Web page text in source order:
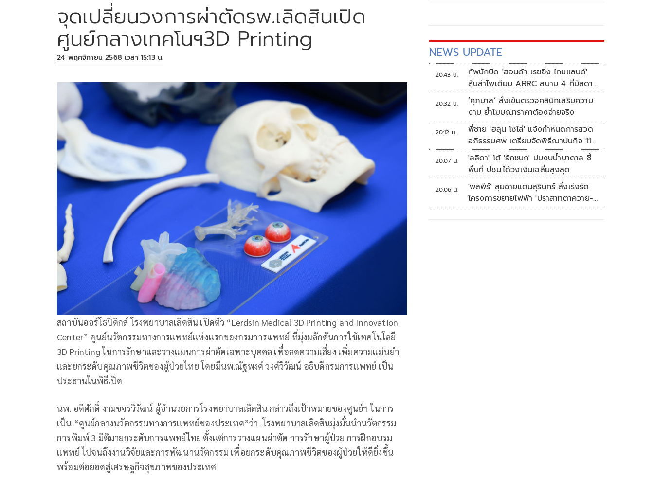
จุดเปลี่ยนวงการผ่าตัดรพ.เลิดสินเปิด
ศูนย์กลางเทคโนฯ3D Printing
24 พฤศจิกายน 2568 เวลา 15:13 น.
สถาบันออร์โธปิดิกส์ โรงพยาบาลเลิดสิน เปิดตัว “Lerdsin Medical 3D Printing and Innovation
Center” ศูนย์นวัตกรรมทางการแพทย์แห่งแรกของกรมการแพทย์ ที่มุ่งผลักดันการใช้เทคโนโลยี
3D Printing ในการรักษาและวางแผนการผ่าตัดเฉพาะบุคคล เพื่อลดความเสี่ยง เพิ่มความแม่นยำ
และยกระดับคุณภาพชีวิตของผู้ป่วยไทย โดยมีนพ.ณัฐพงศ์ วงศ์วิวัฒน์ อธิบดีกรมการแพทย์ เป็น
ประธานในพิธีเปิด
นพ. อดิศักดิ์ งามขจรวิวัฒน์ ผู้อำนวยการโรงพยาบาลเลิดสิน กล่าวถึงเป้าหมายของศูนย์ฯ ในการ
เป็น “ศูนย์กลางนวัตกรรมทางการแพทย์ของประเทศ”ว่า โรงพยาบาลเลิดสินมุ่งมั่นนำนวัตกรรม
การพิมพ์ 3 มิติมายกระดับการแพทย์ไทย ตั้งแต่การวางแผนผ่าตัด การรักษาผู้ป่วย การฝึกอบรม
แพทย์ ไปจนถึงงานวิจัยและการพัฒนานวัตกรรม เพื่อยกระดับคุณภาพชีวิตของผู้ป่วยให้ดียิ่งขึ้น
พร้อมต่อยอดสู่เศรษฐกิจสุขภาพของประเทศ
NEWS UPDATE
20:43 น.
ทัพนักบิด 'ฮอนด้า เรซซิ่ง ไทยแลนด์'
ลุ้นล่าโพเดียม ARRC สนาม 4 ที่มัลดาลิ
กา
20:32 น.
‘ศุภมาส’ สั่งเข้มตรวจคลินิกเสริมความ
งาม ย้ำโฆษณาราคาต้องจ่ายจริง
20:12 น.
พี่ชาย 'ฮลุน โซโล่' แจ้งกำหนดการสวด
อภิธรรมศพ เตรียมจัดพิธีฌาปนกิจ 11
ส.ค.
20:07 น.
'ลลิดา' โต้ 'รักชนก' ปมงบน้ำบาดาล ชี้
พื้นที่ ปชน.ได้วงเงินเฉลี่ยสูงสุด
20:06 น.
'พลพีร์' ลุยชายแดนสุรินทร์ สั่งเร่งรัด
โครงการขยายไฟฟ้า 'ปราสาทตาควาย-
เนิน 350'